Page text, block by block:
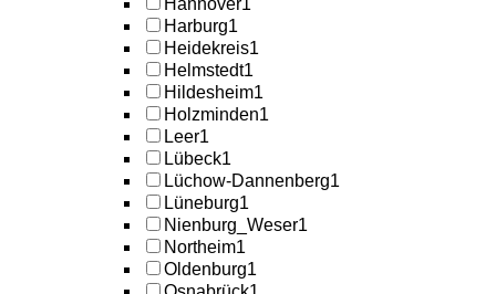
Hannover1
Harburg1
Heidekreis1
Helmstedt1
Hildesheim1
Holzminden1
Leer1
Lübeck1
Lüchow-Dannenberg1
Lüneburg1
Nienburg_Weser1
Northeim1
Oldenburg1